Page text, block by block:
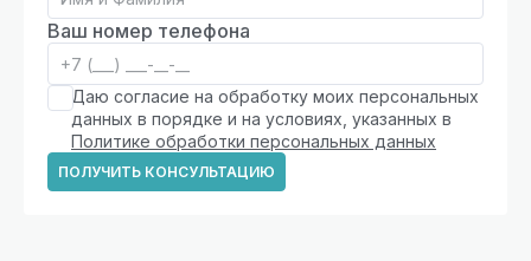
Ваш номер телефона
Даю согласие на обработку моих персональных
данных в порядке и на условиях, указанных в
Политике обработки персональных данных
ПОЛУЧИТЬ КОНСУЛЬТАЦИЮ